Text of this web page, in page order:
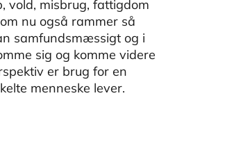
vold, misbrug, fattigdom
nu også rammer så
samfundsmæssigt og i
sig og komme videre
er brug for en
menneske lever.